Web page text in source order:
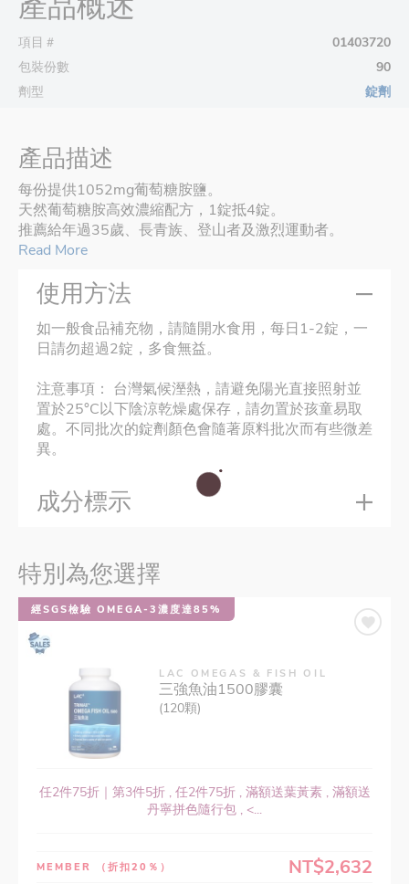
項目＃
01403720
包裝份數
90
劑型
錠劑
產品描述
每份提供1052mg葡萄糖胺鹽。
天然葡萄糖胺高效濃縮配方，1錠抵4錠。
推薦給年過35歲、長青族、登山者及激烈運動者。
Read More
使用方法
如一般食品補充物，請隨開水食用，每日1-2錠，一
日請勿超過2錠，多食無益。
注意事項： 台灣氣候溼熱，請避免陽光直接照射並
置於25°C以下陰涼乾燥處保存，請勿置於孩童易取
處。不同批次的錠劑顏色會隨著原料批次而有些微差
異。
成分標示
特別為您選擇
經SGS檢驗 OMEGA-3濃度達85%
LAC OMEGAS & FISH OIL
三強魚油1500膠囊
(120顆)
任2件75折｜第3件5折 , 任2件75折 , 滿額送葉黃素 , 滿額送
丹寧拼色隨行包 , <...
MEMBER （折扣20％） NT$2,632